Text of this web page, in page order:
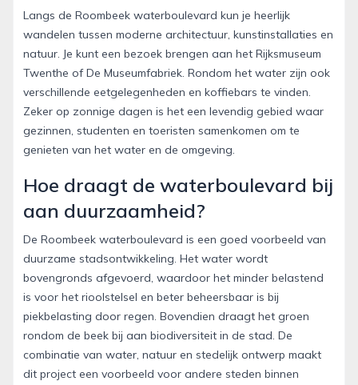
Langs de Roombeek waterboulevard kun je heerlijk
wandelen tussen moderne architectuur, kunstinstallaties en
natuur. Je kunt een bezoek brengen aan het Rijksmuseum
Twenthe of De Museumfabriek. Rondom het water zijn ook
verschillende eetgelegenheden en koffiebars te vinden.
Zeker op zonnige dagen is het een levendig gebied waar
gezinnen, studenten en toeristen samenkomen om te
genieten van het water en de omgeving.
Hoe draagt de waterboulevard bij
aan duurzaamheid?
De Roombeek waterboulevard is een goed voorbeeld van
duurzame stadsontwikkeling. Het water wordt
bovengronds afgevoerd, waardoor het minder belastend
is voor het rioolstelsel en beter beheersbaar is bij
piekbelasting door regen. Bovendien draagt het groen
rondom de beek bij aan biodiversiteit in de stad. De
combinatie van water, natuur en stedelijk ontwerp maakt
dit project een voorbeeld voor andere steden binnen